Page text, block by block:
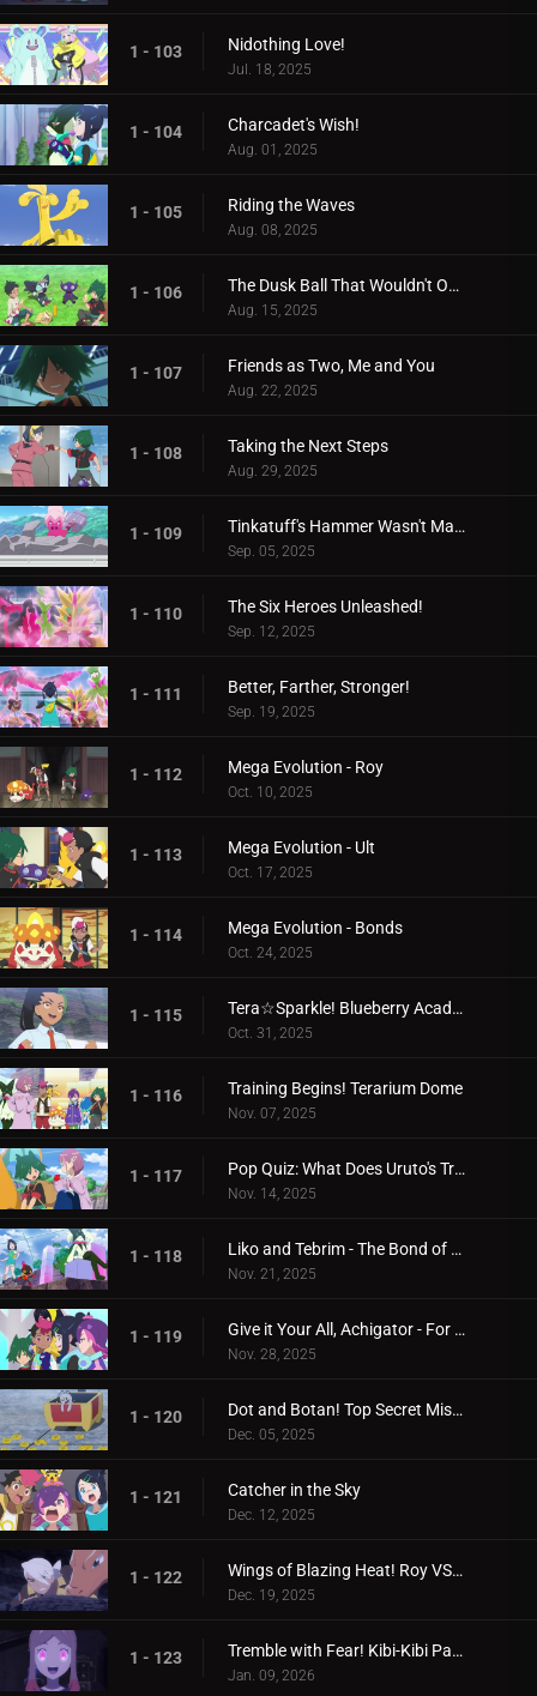
1 - 103 Nidothing Love!
Jul. 18, 2025
1 - 104 Charcadet's Wish!
Aug. 01, 2025
1 - 105 Riding the Waves
Aug. 08, 2025
1 - 106 The Dusk Ball That Wouldn't Open
Aug. 15, 2025
1 - 107 Friends as Two, Me and You
Aug. 22, 2025
1 - 108 Taking the Next Steps
Aug. 29, 2025
1 - 109 Tinkatuff's Hammer Wasn't Made in a Year!
Sep. 05, 2025
1 - 110 The Six Heroes Unleashed!
Sep. 12, 2025
1 - 111 Better, Farther, Stronger!
Sep. 19, 2025
1 - 112 Mega Evolution - Roy
Oct. 10, 2025
1 - 113 Mega Evolution - Ult
Oct. 17, 2025
1 - 114 Mega Evolution - Bonds
Oct. 24, 2025
1 - 115 Tera☆Sparkle! Blueberry Academy
Oct. 31, 2025
1 - 116 Training Begins! Terarium Dome
Nov. 07, 2025
1 - 117 Pop Quiz: What Does Uruto's Training Involve?
Nov. 14, 2025
1 - 118 Liko and Tebrim - The Bond of Happiness!
Nov. 21, 2025
1 - 119 Give it Your All, Achigator - For the Sake of Tomorrow
Nov. 28, 2025
1 - 120 Dot and Botan! Top Secret Mission
Dec. 05, 2025
1 - 121 Catcher in the Sky
Dec. 12, 2025
1 - 122 Wings of Blazing Heat! Roy VS Friede
Dec. 19, 2025
1 - 123 Tremble with Fear! Kibi-Kibi Panic on the Ship
Jan. 09, 2026